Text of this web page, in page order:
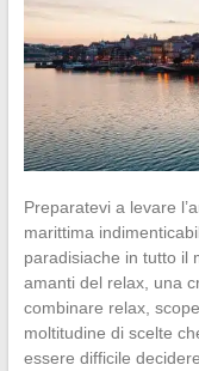
Preparatevi a levare
marittima
paradisiache in tutto il
amanti del relax, una
combinare relax,
moltitudine di scelte
essere difficile